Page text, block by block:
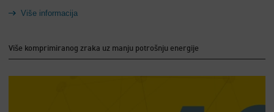
Više informacija
Više komprimiranog zraka uz manju potrošnju energije